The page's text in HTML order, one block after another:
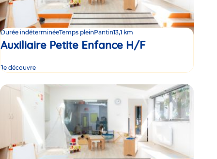
Durée indéterminéeTemps pleinPantin13,1 km
Auxiliaire Petite Enfance H/F
Je découvre